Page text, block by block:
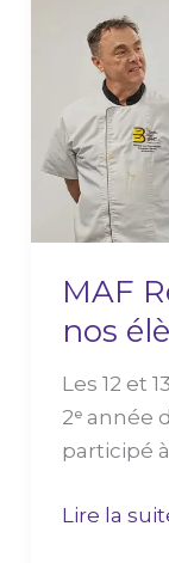
MAF
nos
Les 12 et
2ᵉ année
participé
Régional :
trois
nos
élèves
en
Lire la